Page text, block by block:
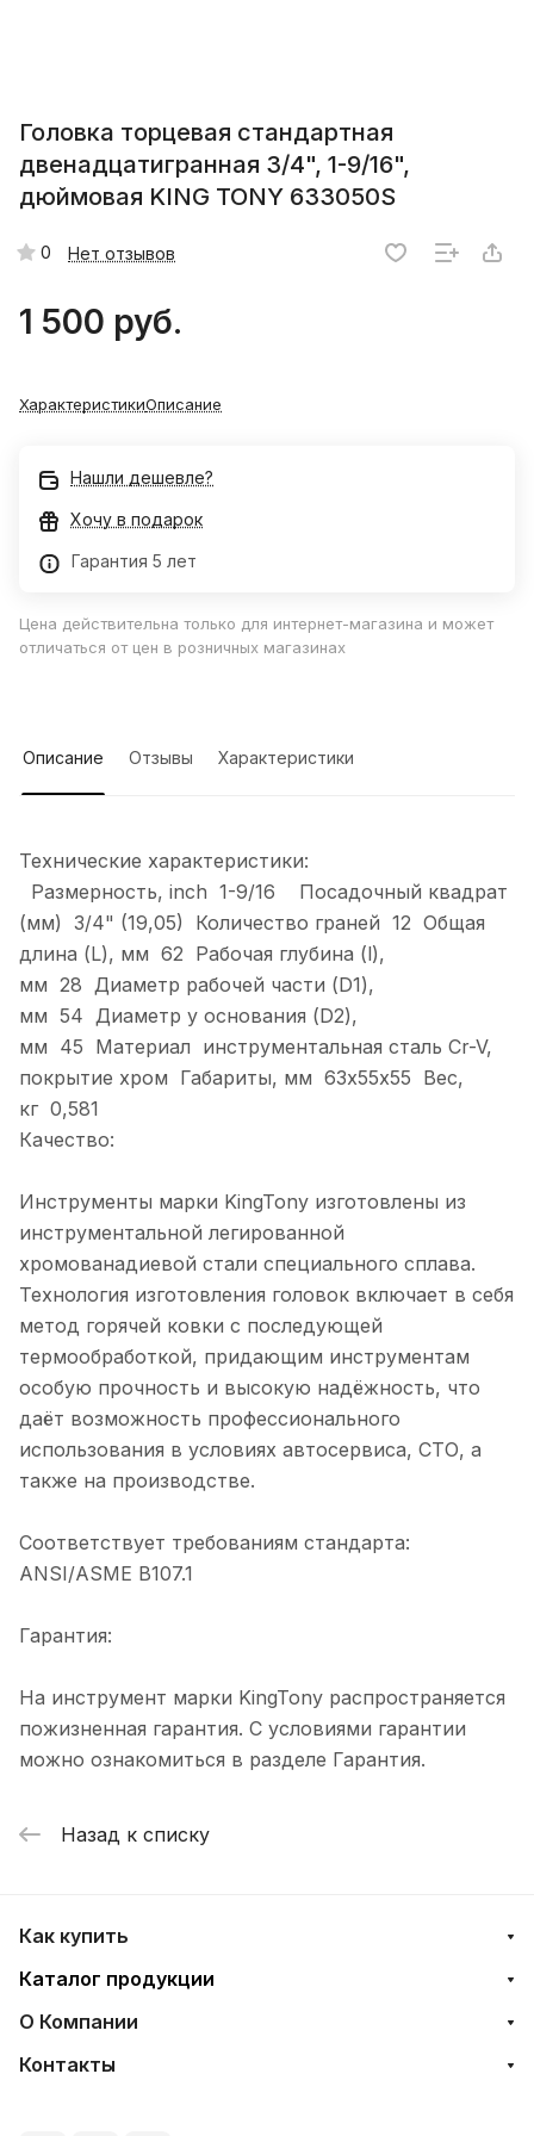
Головка торцевая стандартная
двенадцатигранная 3/4", 1-9/16",
дюймовая KING TONY 633050S
0 Нет отзывов
1 500 руб.
ХарактеристикиОписание
Нашли дешевле?
Хочу в подарок
Гарантия 5 лет
Цена действительна только для интернет-магазина и может
отличаться от цен в розничных магазинах
Описание Отзывы Характеристики
Технические характеристики:
Размерность, inch 1-9/16 Посадочный квадрат
(мм) 3/4" (19,05) Количество граней 12 Общая
длина (L), мм 62 Рабочая глубина (l),
мм 28 Диаметр рабочей части (D1),
мм 54 Диаметр у основания (D2),
мм 45 Материал инструментальная сталь Cr-V,
покрытие хром Габариты, мм 63х55х55 Вес,
кг 0,581
Качество:
Инструменты марки KingTony изготовлены из
инструментальной легированной
хромованадиевой стали специального сплава.
Технология изготовления головок включает в себя
метод горячей ковки с последующей
термообработкой, придающим инструментам
особую прочность и высокую надёжность, что
даёт возможность профессионального
использования в условиях автосервиса, СТО, а
также на производстве.
Соответствует требованиям стандарта:
ANSI/ASME B107.1
Гарантия:
На инструмент марки KingTony распространяется
пожизненная гарантия. С условиями гарантии
можно ознакомиться в разделе Гарантия.
Назад к списку
Как купить
Каталог продукции
О Компании
Контакты